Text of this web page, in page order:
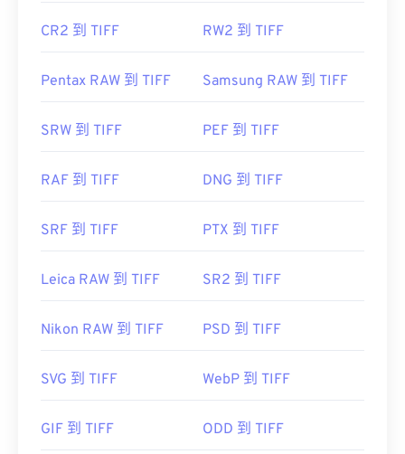
CR2 到 TIFF RW2 到 TIFF
Pentax RAW 到 TIFF Samsung RAW 到 TIFF
SRW 到 TIFF PEF 到 TIFF
RAF 到 TIFF DNG 到 TIFF
SRF 到 TIFF PTX 到 TIFF
Leica RAW 到 TIFF SR2 到 TIFF
Nikon RAW 到 TIFF PSD 到 TIFF
SVG 到 TIFF WebP 到 TIFF
GIF 到 TIFF ODD 到 TIFF